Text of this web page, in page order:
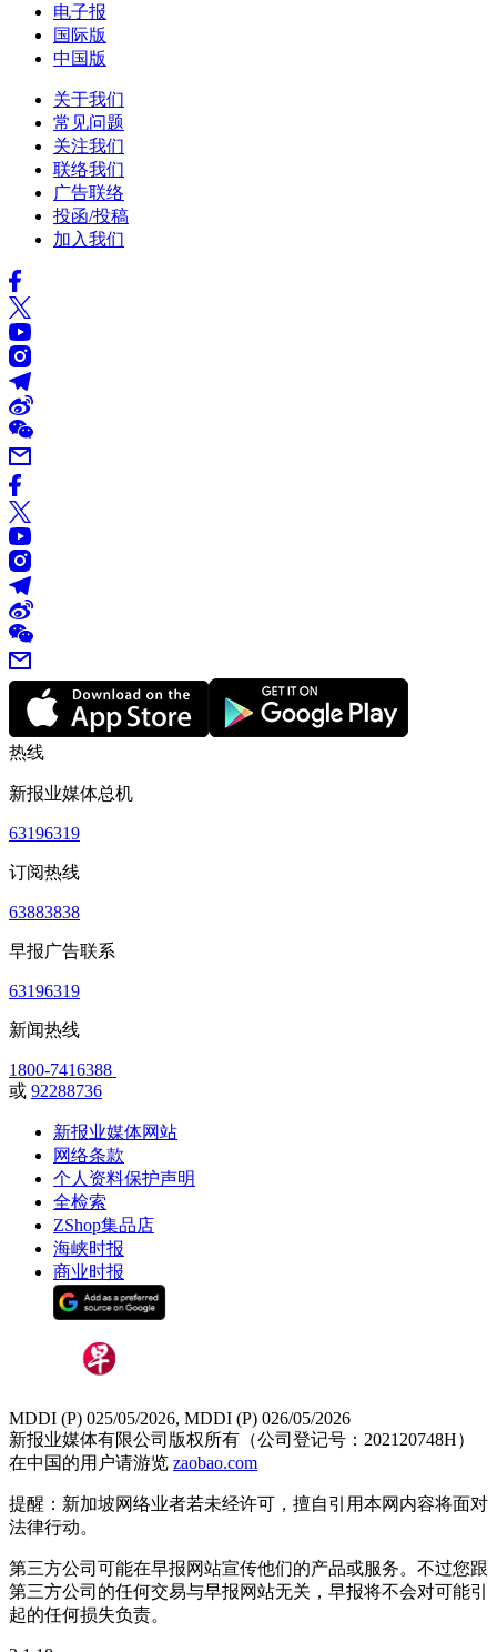
电子报
国际版
中国版
关于我们
常见问题
关注我们
联络我们
广告联络
投函/投稿
加入我们
热线
新报业媒体总机
63196319
订阅热线
63883838
早报广告联系
63196319
新闻热线
1800-7416388
或 92288736
新报业媒体网站
网络条款
个人资料保护声明
全检索
ZShop集品店
海峡时报
商业时报
MDDI (P) 025/05/2026, MDDI (P) 026/05/2026
新报业媒体有限公司版权所有（公司登记号：202120748H）
在中国的用户请游览 zaobao.com
提醒：新加坡网络业者若未经许可，擅自引用本网内容将面对
法律行动。
第三方公司可能在早报网站宣传他们的产品或服务。不过您跟
第三方公司的任何交易与早报网站无关，早报将不会对可能引
起的任何损失负责。